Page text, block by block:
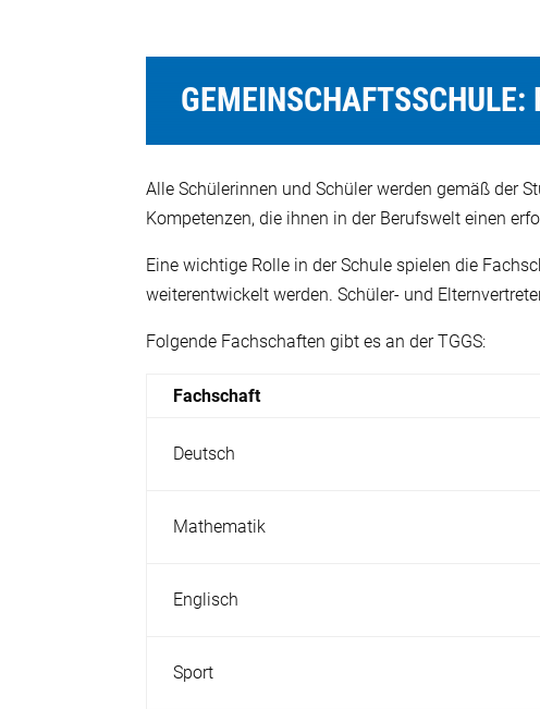
GEMEINSCHAFTSSCHULE:
Alle Schülerinnen und Schüler werden gemäß der
Kompetenzen, die ihnen in der Berufswelt einen
Eine wichtige Rolle in der Schule spielen die
weiterentwickelt werden. Schüler- und
Folgende Fachschaften gibt es an der TGGS:
Fachschaft
Deutsch
Mathematik
Englisch
Sport